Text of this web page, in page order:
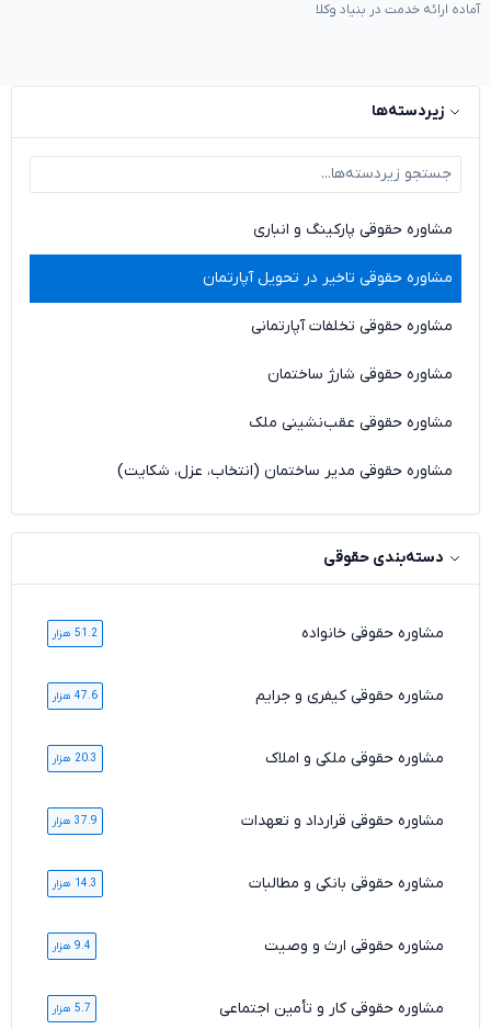
آماده ارائه خدمت در بنیاد وکلا
زیردسته‌ها
مشاوره حقوقی پارکینگ و انباری
مشاوره حقوقی تاخیر در تحویل آپارتمان
مشاوره حقوقی تخلفات آپارتمانی
مشاوره حقوقی شارژ ساختمان
مشاوره حقوقی عقب‌نشینی ملک
مشاوره حقوقی مدیر ساختمان (انتخاب، عزل، شکایت)
دسته‌بندی حقوقی
مشاوره حقوقی خانواده 51.2 هزار
مشاوره حقوقی کیفری و جرایم 47.6 هزار
مشاوره حقوقی ملکی و املاک 20.3 هزار
مشاوره حقوقی قرارداد و تعهدات 37.9 هزار
مشاوره حقوقی بانکی و مطالبات 14.3 هزار
مشاوره حقوقی ارث و وصیت 9.4 هزار
مشاوره حقوقی کار و تأمین اجتماعی 5.7 هزار